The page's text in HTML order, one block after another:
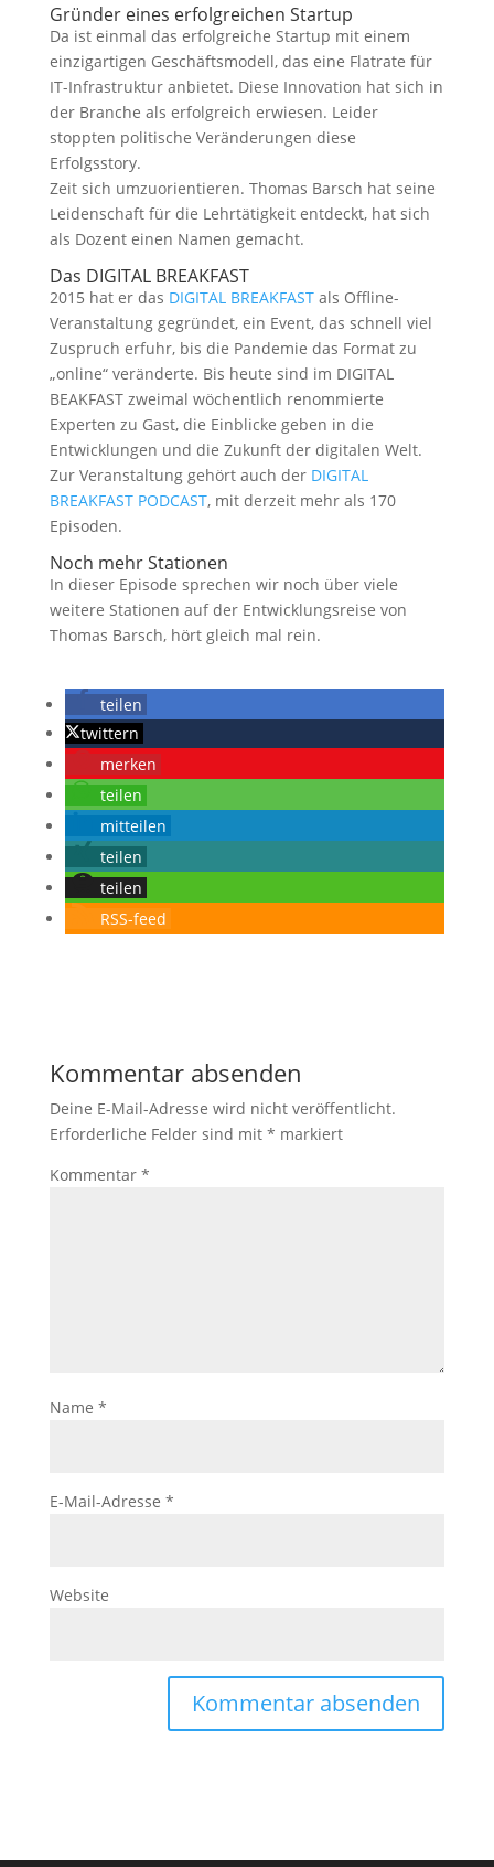
Gründer eines erfolgreichen Startup
Da ist einmal das erfolgreiche Startup mit einem
einzigartigen Geschäftsmodell, das eine Flatrate für
IT-Infrastruktur anbietet. Diese Innovation hat sich in
der Branche als erfolgreich erwiesen. Leider
stoppten politische Veränderungen diese
Erfolgsstory.
Zeit sich umzuorientieren. Thomas Barsch hat seine
Leidenschaft für die Lehrtätigkeit entdeckt, hat sich
als Dozent einen Namen gemacht.
Das DIGITAL BREAKFAST
2015 hat er das DIGITAL BREAKFASTals Offline-
Veranstaltung gegründet, ein Event, das schnell viel
Zuspruch erfuhr, bis die Pandemie das Format zu
„online“ veränderte. Bis heute sind im DIGITAL
BEAKFAST zweimal wöchentlich renommierte
Experten zu Gast, die Einblicke geben in die
Entwicklungen und die Zukunft der digitalen Welt.
Zur Veranstaltung gehört auch der DIGITAL
BREAKFAST PODCAST, mit derzeit mehr als 170
Episoden.
Noch mehr Stationen
In dieser Episode sprechen wir noch über viele
weitere Stationen auf der Entwicklungsreise von
Thomas Barsch, hört gleich mal rein.
teilen
twittern
merken
teilen
mitteilen
teilen
teilen
RSS-feed
Kommentar absenden
Deine E-Mail-Adresse wird nicht veröffentlicht.
Erforderliche Felder sind mit * markiert
Kommentar *
Name *
E-Mail-Adresse *
Website